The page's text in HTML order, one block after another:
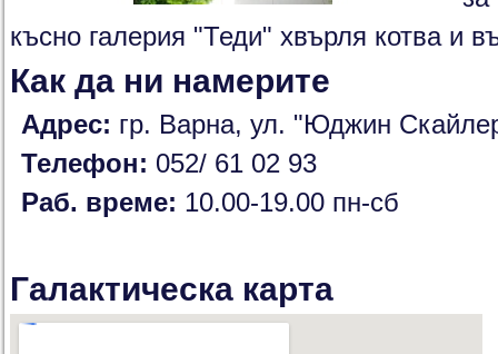
късно галерия "Теди" хвърля котва и
Как да ни намерите
Адрес: гр. Варна, ул. "Юджин
Телефон: 052/ 61 02 93
Раб. време: 10.00-19.00 пн-сб
Галактическа карта